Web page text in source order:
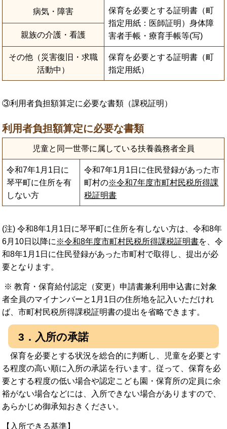
病気・障害
保育を必要とする証明書（町
指定用紙：医師証明）身体障
害者手帳・療育手帳等(写)
親族の介護・看護
その他（災害復旧・求職
活動中）
保育を必要とする証明書（町
指定用紙）
③利用者負担額算定に必要な書類（課税証明）
利用者負担額算定に必要な書類
児童と同一世帯に属している扶養義務者全員
令和7年1月1日に
琴平町に住所を有
しない方
令和7年1月1日に住民登録があった市
町村の※令和7年度市町村民税所得課
税証明書
(注) 令和8年1月1日に琴平町に住所を有しない方は、令和8年
6月10日以降に ※令和8年度市町村民税所得課税証明書を、令
和8年1月1日に住民登録があった市町村で取得し、提出が必
要となります。
※ 教育・保育給付認定（変更）申請書兼利用申込書に対象
者全員のマイナンバーと1月1日の住所地を記入いただけれ
ば、市町村民税所得課税証明書の提出を省略できます。
3．入所の承諾
保育を必要とする状況を総合的に判断し、児童を必要とす
る程度の高い順に入所の承諾を行います。従って、保育を必
要とする程度の低い場合や認定こども園・保育所の定員に余
裕がない場合などには、入所できない場合がありますので、
あらかじめ御承知おきください。
【入所できる基準】